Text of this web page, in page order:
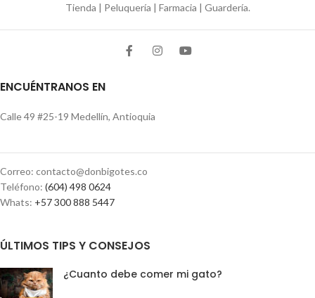
Tienda | Peluquería | Farmacia | Guardería.
ENCUÉNTRANOS EN
Calle 49 #25-19 Medellín, Antioquia
Correo: contacto@donbigotes.co
Teléfono: (604) 498 0624
Whats: +57 300 888 5447
ÚLTIMOS TIPS Y CONSEJOS
¿Cuanto debe comer mi gato?